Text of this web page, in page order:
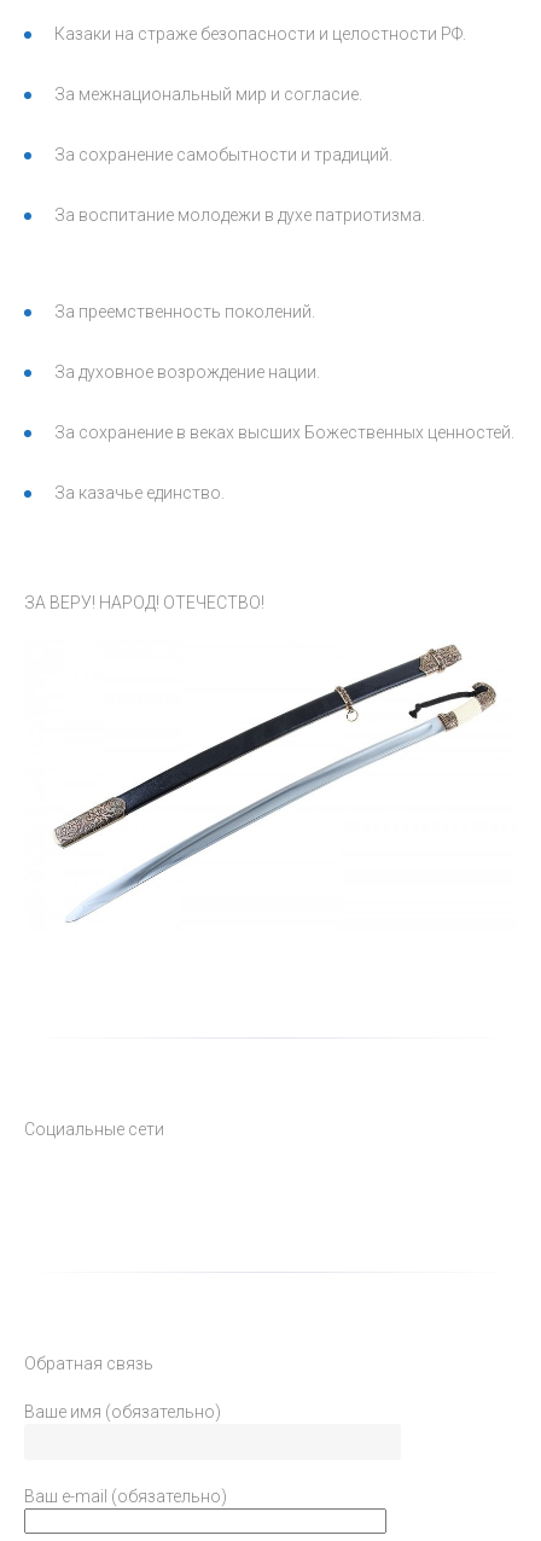
Казаки на страже безопасности и целостности РФ.
За межнациональный мир и согласие.
За сохранение самобытности и традиций.
За воспитание молодежи в духе патриотизма.
За преемственность поколений.
За духовное возрождение нации.
За сохранение в веках высших Божественных ценностей.
За казачье единство.
ЗА ВЕРУ! НАРОД! ОТЕЧЕСТВО!
Социальные сети
Обратная связь
Ваше имя (обязательно)
Ваш e-mail (обязательно)